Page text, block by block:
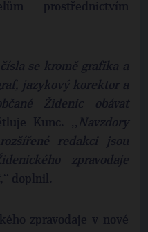
prostřednictvím
se kromě grafika a
jazykový korektor a
Židenic obávat
Kunc. ‚‚ Navzdory
redakci jsou
zpravodaje
,‘‘ doplnil.
zpravodaje v nové